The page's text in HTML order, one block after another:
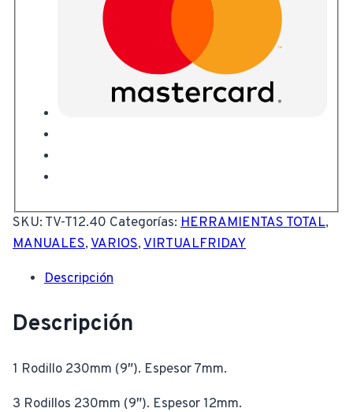
SKU: TV-T12.40 Categorías: HERRAMIENTAS TOTAL,
MANUALES,VARIOS,VIRTUALFRIDAY
Descripción
Descripción
1 Rodillo 230mm (9″). Espesor 7mm.
3 Rodillos 230mm (9″). Espesor 12mm.